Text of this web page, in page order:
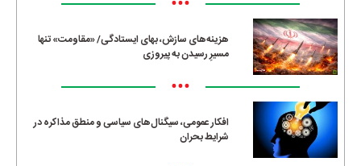
هزینه‌های سازش، بهای ایستادگی/ «مقاومت» تنها
مسیرِ رسیدن به پیروزی
•••
افکار عمومی، سیگنال‌های سیاسی و منطق مذاکره در
شرایط بحران